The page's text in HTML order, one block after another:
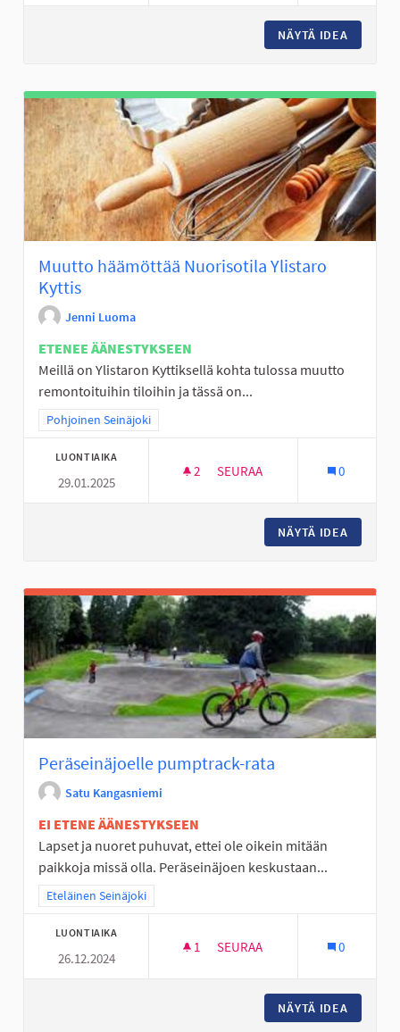
NÄYTÄ IDEA
Muutto häämöttää Nuorisotila Ylistaro
Kyttis
Jenni Luoma
ETENEE ÄÄNESTYKSEEN
Meillä on Ylistaron Kyttiksellä kohta tulossa muutto
remontoituihin tiloihin ja tässä on...
Rajaa tulokset teeman mukaan: Pohjoinen Seinäjoki
Pohjoinen Seinäjoki
LUONTIAIKA
29.01.2025
2 2 SEURAAJAA
SEURAA 0
NÄYTÄ IDEA
Peräseinäjoelle pumptrack-rata
Satu Kangasniemi
EI ETENE ÄÄNESTYKSEEN
Lapset ja nuoret puhuvat, ettei ole oikein mitään
paikkoja missä olla. Peräseinäjoen keskustaan...
Rajaa tulokset teeman mukaan: Eteläinen Seinäjoki
Eteläinen Seinäjoki
LUONTIAIKA
26.12.2024
1 1 SEURAAJA
SEURAA 0
NÄYTÄ IDEA